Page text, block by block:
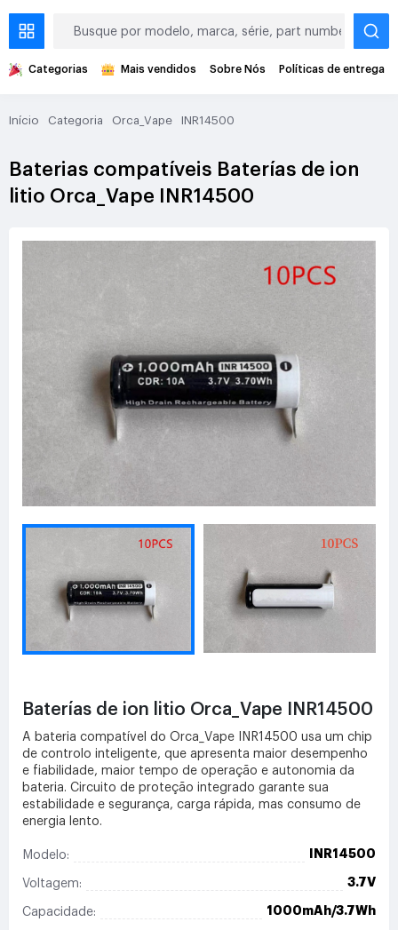
Categorias Mais vendidos Sobre Nós Políticas de entrega
Início Categoria Orca_Vape INR14500
Baterias compatíveis Baterías de ion
litio Orca_Vape INR14500
Baterías de ion litio Orca_Vape INR14500
A bateria compatível do Orca_Vape INR14500 usa um chip
de controlo inteligente, que apresenta maior desempenho
e fiabilidade, maior tempo de operação e autonomia da
bateria. Circuito de proteção integrado garante sua
estabilidade e segurança, carga rápida, mas consumo de
energia lento.
Modelo: INR14500
Voltagem: 3.7V
Capacidade: 1000mAh/3.7Wh